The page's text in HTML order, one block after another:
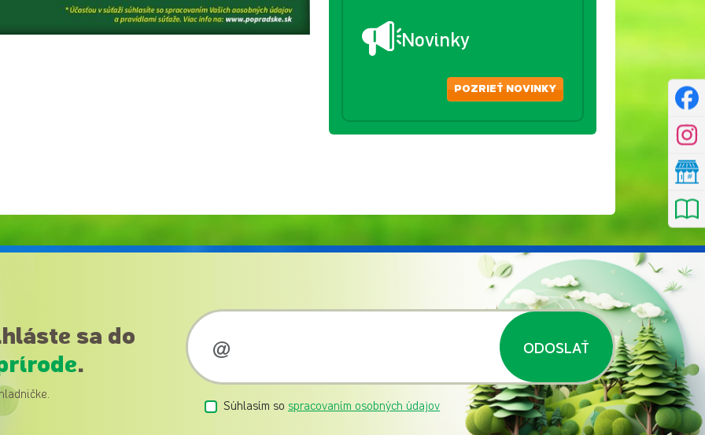
Novinky
POZRIEŤ NOVINKY
sa do
.
ODOSLAŤ
Súhlasím so spracovaním osobných údajov